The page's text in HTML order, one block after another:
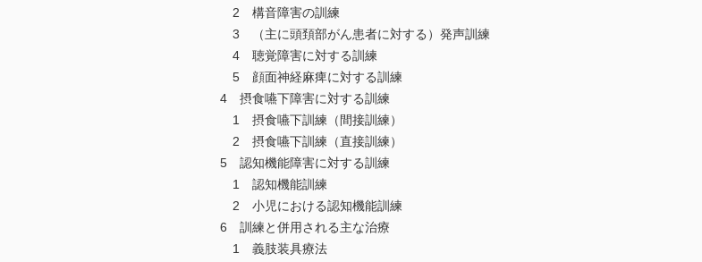
2 構音障害の訓練
3 （主に頭頚部がん患者に対する）発声訓練
4 聴覚障害に対する訓練
5 顔面神経麻痺に対する訓練
4 摂食嚥下障害に対する訓練
1 摂食嚥下訓練（間接訓練）
2 摂食嚥下訓練（直接訓練）
5 認知機能障害に対する訓練
1 認知機能訓練
2 小児における認知機能訓練
6 訓練と併用される主な治療
1 義肢装具療法